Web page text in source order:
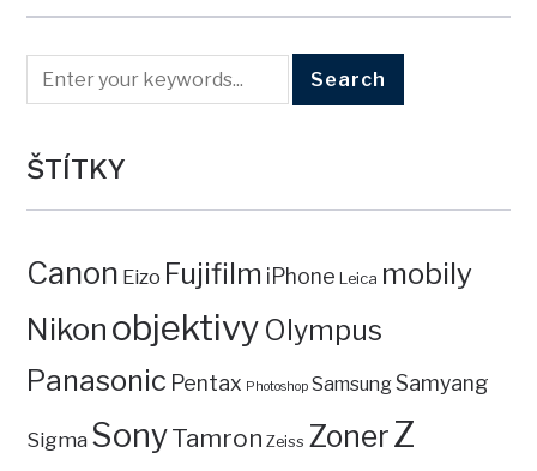
ŠTÍTKY
Canon Eizo Fujifilm iPhone Leica mobily
Nikon objektivy Olympus
Panasonic Pentax Photoshop SamsungSamyang
Sigma SonyTamron Zeiss ZonerZ